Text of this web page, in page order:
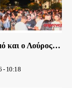
και ο Λούρος…
- 10:18